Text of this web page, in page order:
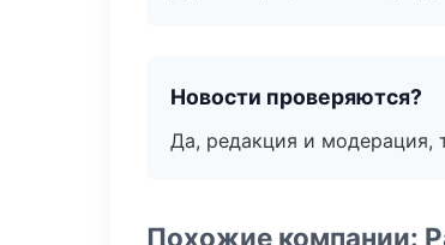
Новости проверяются?
Да, редакция и модерация,
Похожие компании: